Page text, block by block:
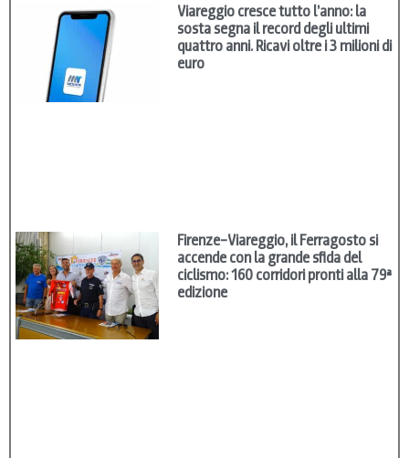
Viareggio cresce tutto l’anno: la
sosta segna il record degli ultimi
quattro anni. Ricavi oltre i 3 milioni di
euro
Firenze–Viareggio, il Ferragosto si
accende con la grande sfida del
ciclismo: 160 corridori pronti alla 79ª
edizione